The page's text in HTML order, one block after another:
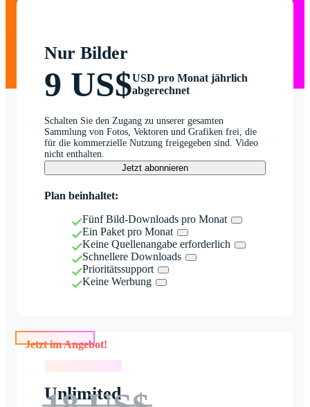
Nur Bilder
9 US$USD pro Monat jährlich
abgerechnet
Schalten Sie den Zugang zu unserer gesamten
Sammlung von Fotos, Vektoren und Grafiken frei, die
für die kommerzielle Nutzung freigegeben sind. Video
nicht enthalten.
Jetzt abonnieren
Plan beinhaltet:
Fünf Bild-Downloads pro Monat
Ein Paket pro Monat
Keine Quellenangabe erforderlich
Schnellere Downloads
Prioritätssupport
Keine Werbung
Jetzt im Angebot!
Unlimited